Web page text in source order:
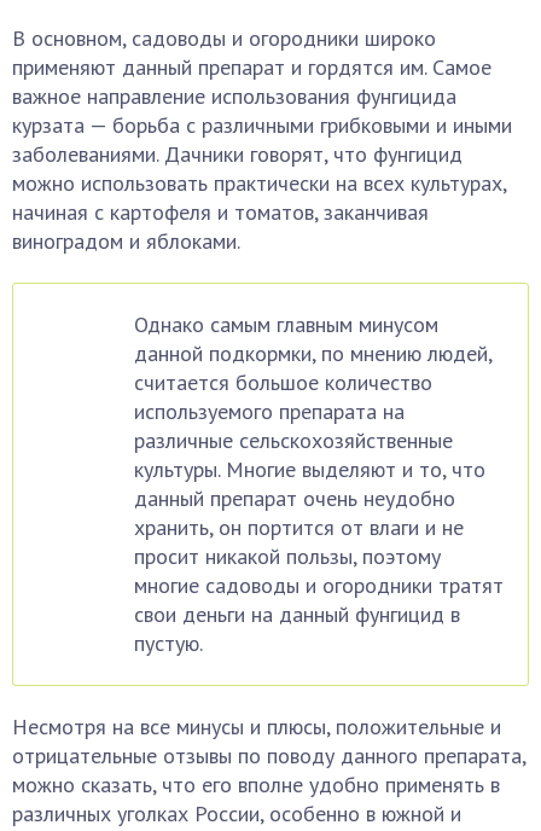
В основном, садоводы и огородники широко
применяют данный препарат и гордятся им. Самое
важное направление использования фунгицида
курзата — борьба с различными грибковыми и иными
заболеваниями. Дачники говорят, что фунгицид
можно использовать практически на всех культурах,
начиная с картофеля и томатов, заканчивая
виноградом и яблоками.
Однако самым главным минусом
данной подкормки, по мнению людей,
считается большое количество
используемого препарата на
различные сельскохозяйственные
культуры. Многие выделяют и то, что
данный препарат очень неудобно
хранить, он портится от влаги и не
просит никакой пользы, поэтому
многие садоводы и огородники тратят
свои деньги на данный фунгицид в
пустую.
Несмотря на все минусы и плюсы, положительные и
отрицательные отзывы по поводу данного препарата,
можно сказать, что его вполне удобно применять в
различных уголках России, особенно в южной и